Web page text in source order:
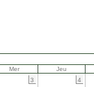
Mer Jeu
3 4